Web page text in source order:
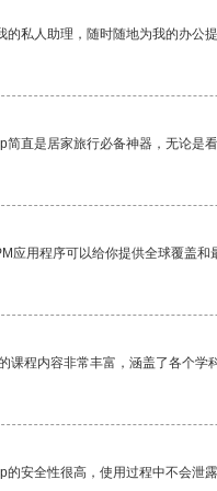
的私人助理，随时随地为我的办公
简直是居家旅行必备神器，无论是
应用程序可以给你提供全球覆盖和
课程内容非常丰富，涵盖了各个学
的安全性很高，使用过程中不会泄